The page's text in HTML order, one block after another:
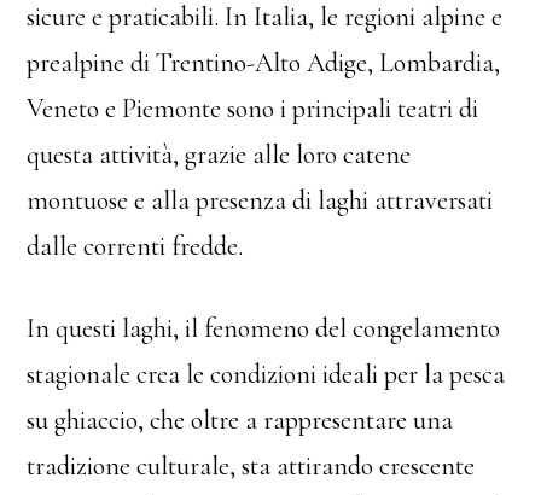
sicure e praticabili. In Italia, le regioni alpine e
prealpine di Trentino-Alto Adige, Lombardia,
Veneto e Piemonte sono i principali teatri di
questa attività, grazie alle loro catene
montuose e alla presenza di laghi attraversati
dalle correnti fredde.
In questi laghi, il fenomeno del congelamento
stagionale crea le condizioni ideali per la pesca
su ghiaccio, che oltre a rappresentare una
tradizione culturale, sta attirando crescente